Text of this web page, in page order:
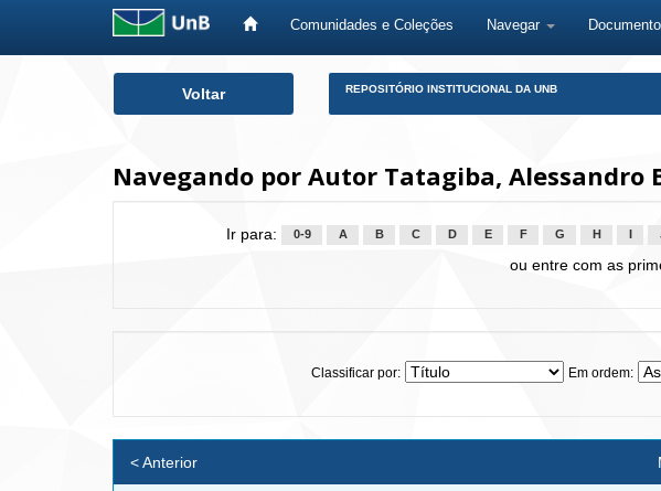
Comunidades e Coleções Navegar
Voltar REPOSITÓRIO INSTITUCIONAL DA UNB
Navegando por Autor Tatagiba, Alessandro
Ir para: 0-9 A B C D E F G H
ou entre com as
Classificar por: Em ordem:
< Anterior